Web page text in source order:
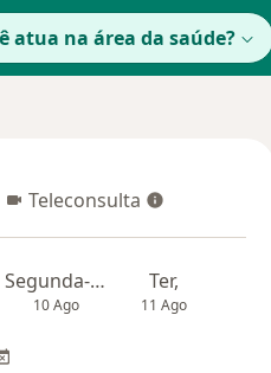
atua na área da saúde?
Teleconsulta
Teleconsulta
Segunda-feira
10 Ago
Ter,
11 Ago